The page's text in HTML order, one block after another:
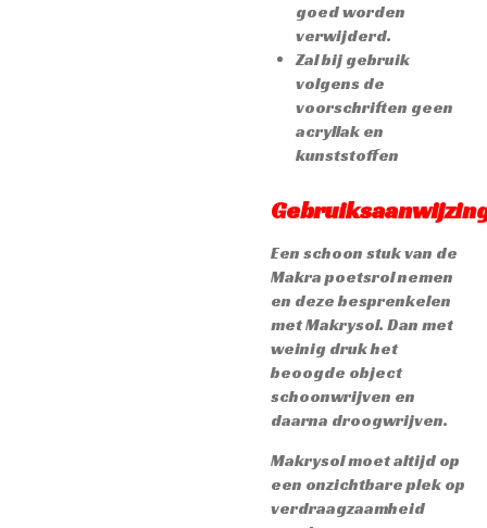
goed worden
verwijderd.
Zal bij gebruik
volgens de
voorschriften geen
acryllak en
kunststoffen
Een schoon stuk van de
Makra poetsrol nemen
en deze besprenkelen
met Makrysol. Dan met
weinig druk het
beoogde object
schoonwrijven en
daarna droogwrijven.
Makrysol moet altijd op
een onzichtbare plek op
verdraagzaamheid